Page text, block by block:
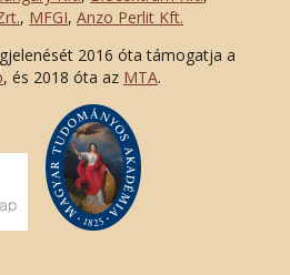
, MFGI, Anzo Perlit Kft.
2016 óta támogatja a
, és 2018 óta az MTA.